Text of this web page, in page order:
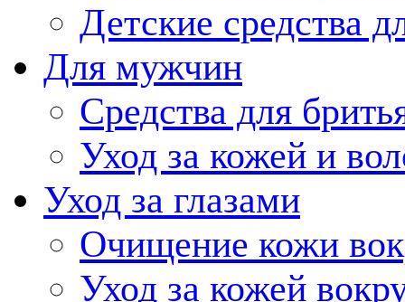
Детские средства
Для мужчин
Средства для
Уход за кожей и
Уход за глазами
Очищение кожи
Уход за кожей